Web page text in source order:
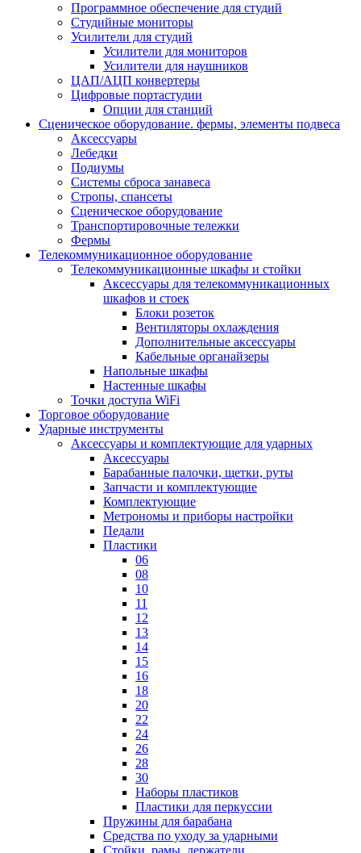
Программное обеспечение для студий
Студийные мониторы
Усилители для студий
Усилители для мониторов
Усилители для наушников
ЦАП/АЦП конвертеры
Цифровые портастудии
Опции для станций
Сценическое оборудование. фермы, элементы подвеса
Аксессуары
Лебедки
Подиумы
Системы сброса занавеса
Стропы, спансеты
Сценическое оборудование
Транспортировочные тележки
Фермы
Телекоммуникационное оборудование
Телекоммуникационные шкафы и стойки
Аксессуары для телекоммуникационных
шкафов и стоек
Блоки розеток
Вентиляторы охлаждения
Дополнительные аксессуары
Кабельные органайзеры
Напольные шкафы
Настенные шкафы
Точки доступа WiFi
Торговое оборудование
Ударные инструменты
Аксессуары и комплектующие для ударных
Аксессуары
Барабанные палочки, щетки, руты
Запчасти и комплектующие
Комплектующие
Метрономы и приборы настройки
Педали
Пластики
06
08
10
11
12
13
14
15
16
18
20
22
24
26
28
30
Наборы пластиков
Пластики для перкуссии
Пружины для барабана
Средства по уходу за ударными
Стойки, рамы, держатели